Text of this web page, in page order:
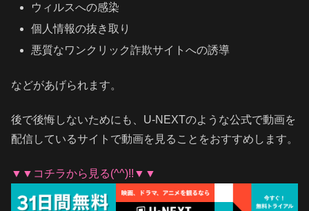
ウィルスへの感染
個人情報の抜き取り
悪質なワンクリック詐欺サイトへの誘導
などがあげられます。
後で後悔しないためにも、U-NEXTのような公式で動画を
配信しているサイトで動画を見ることをおすすめします。
▼▼コチラから見る(^^)!!▼▼